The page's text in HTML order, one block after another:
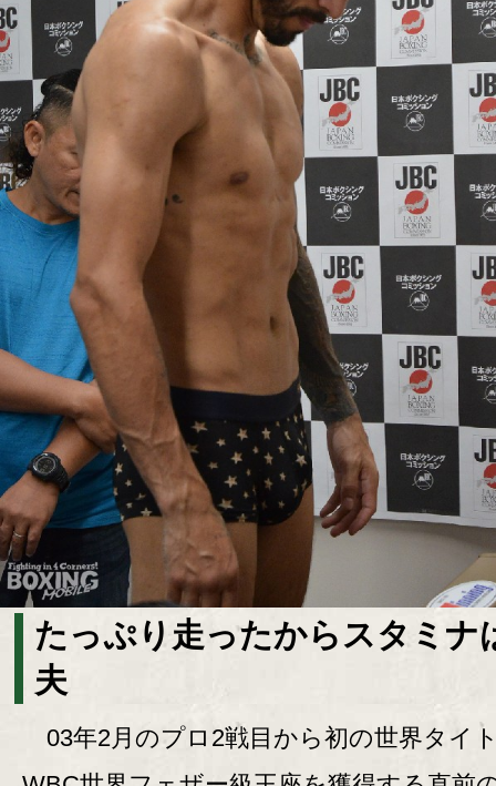
たっぷり走ったからスタミナ
夫
03年2月のプロ2戦目から初の世界タイ